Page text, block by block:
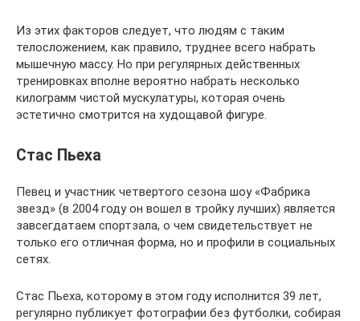
Из этих факторов следует, что людям с таким
телосложением, как правило, труднее всего набрать
мышечную массу. Но при регулярных действенных
тренировках вполне вероятно набрать несколько
килограмм чистой мускулатуры, которая очень
эстетично смотрится на худощавой фигуре.
Стас Пьеха
Певец и участник четвертого сезона шоу «Фабрика
звезд» (в 2004 году он вошел в тройку лучших) является
завсегдатаем спортзала, о чем свидетельствует не
только его отличная форма, но и профили в социальных
сетях.
Стас Пьеха, которому в этом году исполнится 39 лет,
регулярно публикует фотографии без футболки, собирая